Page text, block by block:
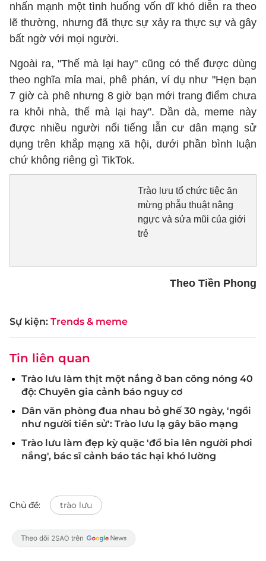
Sự kiện: Trends & meme
nhấn mạnh một tình huống vốn dĩ khó diễn ra theo
lẽ thường, nhưng đã thực sự xảy ra thực sự và gây
bất ngờ với mọi người.
Ngoài ra, "Thế mà lại hay" cũng có thể được dùng
theo nghĩa mỉa mai, phê phán, ví dụ như "Hẹn bạn
7 giờ cà phê nhưng 8 giờ bạn mới trang điểm chưa
ra khỏi nhà, thế mà lại hay". Dần dà, meme này
được nhiều người nổi tiếng lẫn cư dân mạng sử
dụng trên khắp mạng xã hội, dưới phần bình luận
chứ không riêng gì TikTok.
Trào lưu tổ chức tiệc ăn
mừng phẫu thuật nâng
ngực và sửa mũi của giới
trẻ
Theo Tiền Phong
Tin liên quan
Trào lưu làm thịt một nắng ở ban công nóng 40
độ: Chuyên gia cảnh báo nguy cơ
Dân văn phòng đua nhau bỏ ghế 30 ngày, 'ngồi
như người tiền sử': Trào lưu lạ gây bão mạng
Trào lưu làm đẹp kỳ quặc 'đổ bia lên người phơi
nắng', bác sĩ cảnh báo tác hại khó lường
Chủ đề: trào lưu